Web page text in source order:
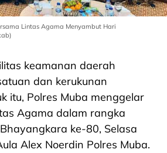
Lintas Agama Menyambut Hari
keamanan daerah
dan kerukunan
itu, Polres Muba menggelar
Agama dalam rangka
ke-80, Selasa
Alex Noerdin Polres Muba.